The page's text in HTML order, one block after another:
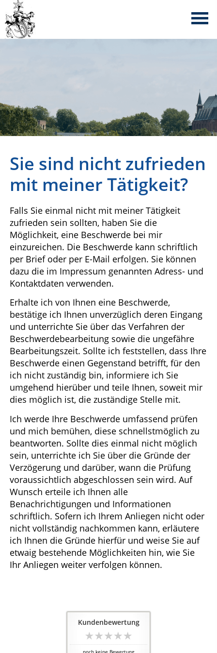
Sie sind nicht zufrieden
mit meiner Tätigkeit?
Falls Sie einmal nicht mit meiner Tätigkeit
zufrieden sein sollten, haben Sie die
Möglichkeit, eine Beschwerde bei mir
einzureichen. Die Beschwerde kann schriftlich
per Brief oder per E-Mail erfolgen. Sie können
dazu die im Impressum genannten Adress- und
Kontaktdaten verwenden.
Erhalte ich von Ihnen eine Beschwerde,
bestätige ich Ihnen unverzüglich deren Eingang
und unterrichte Sie über das Verfahren der
Beschwerdebearbeitung sowie die ungefähre
Bearbeitungszeit. Sollte ich feststellen, dass Ihre
Beschwerde einen Gegenstand betrifft, für den
ich nicht zuständig bin, informiere ich Sie
umgehend hierüber und teile Ihnen, soweit mir
dies möglich ist, die zuständige Stelle mit.
Ich werde Ihre Beschwerde umfassend prüfen
und mich bemühen, diese schnellstmöglich zu
beantworten. Sollte dies einmal nicht möglich
sein, unterrichte ich Sie über die Gründe der
Verzögerung und darüber, wann die Prüfung
voraussichtlich abgeschlossen sein wird. Auf
Wunsch erteile ich Ihnen alle
Benachrichtigungen und Informationen
schriftlich. Sofern ich Ihrem Anliegen nicht oder
nicht vollständig nachkommen kann, erläutere
ich Ihnen die Gründe hierfür und weise Sie auf
etwaig bestehende Möglichkeiten hin, wie Sie
Ihr Anliegen weiter verfolgen können.
Kundenbewertung